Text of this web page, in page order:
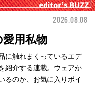
2026.08.08
用私物
に触れまくっているエデ
紹介する連載。ウェアか
るのか、お気に入りポイ